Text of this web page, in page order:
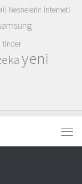
Nesnelerin İnterneti
tinder
yeni